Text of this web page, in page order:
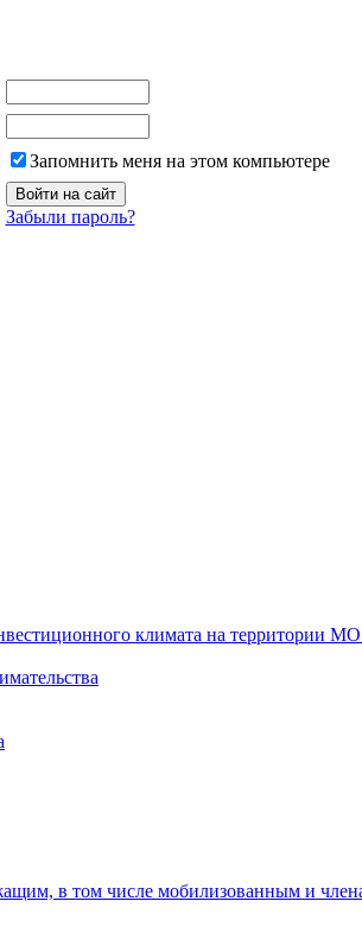
Запомнить меня на этом компьютере
Забыли пароль?
климата на территории
в том числе мобилизованным и